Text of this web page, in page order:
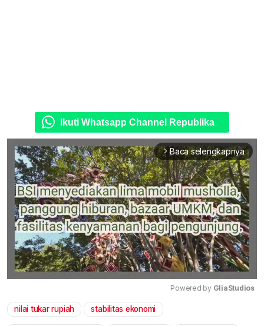
Ikuti Whatsapp Channel Republika
arrow_forward_ios Baca selengkapnya
Powered by GliaStudios
nilai tukar rupiah stabilitas ekonomi